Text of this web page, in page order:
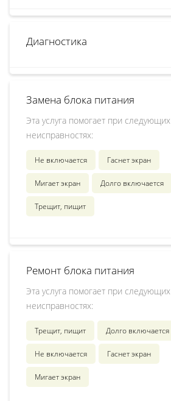
Диагностика
Замена блока питания
Эта услуга помогает при следующих
неисправностях:
Не включается Гаснет экран
Мигает экран Долго включается
Трещит, пищит
Ремонт блока питания
Эта услуга помогает при следующих
неисправностях:
Трещит, пищит Долго включается
Не включается Гаснет экран
Мигает экран